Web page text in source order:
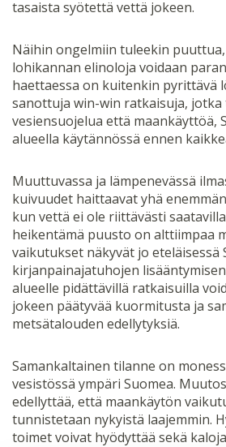
tasaista syötettä vettä jokeen.
Näihin ongelmiin tuleekin
lohikannan elinoloja voidaan
haettaessa on kuitenkin pyrittävä
sanottuja win-win ratkaisuja, jotka
vesiensuojelua että maankäyttöä,
alueella käytännössä ennen
Muuttuvassa ja lämpenevässä
kuivuudet haittaavat yhä
kun vettä ei ole riittävästi
heikentämä puusto on alttiimpaa
vaikutukset näkyvät jo eteläisessä
kirjanpainajatuhojen
alueelle pidättävillä ratkaisuilla
jokeen päätyvää kuormitusta ja
metsätalouden edellytyksiä.
Samankaltainen tilanne on
vesistössä ympäri Suomea.
edellyttää, että maankäytön
tunnistetaan nykyistä laajemmin.
toimet voivat hyödyttää sekä